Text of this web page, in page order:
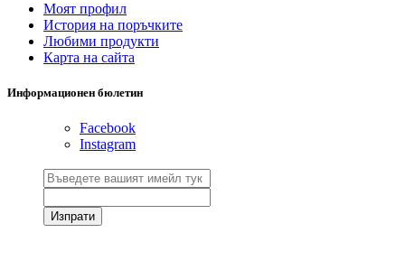
Моят профил
История на поръчките
Любими продукти
Карта на сайта
Информационен бюлетин
Facebook
Instagram